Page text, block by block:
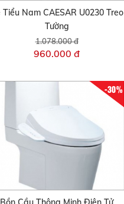
Tiểu Nam CAESAR U0230 Treo
Tường
1.078.000 đ
960.000 đ
-30%